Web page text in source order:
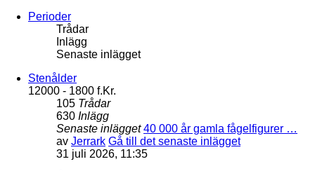
Perioder
Trådar
Inlägg
Senaste inlägget
Stenålder
12000 - 1800 f.Kr.
105 Trådar
630 Inlägg
Senaste inlägget 40 000 år gamla fågelfigurer …
av Jerrark Gå till det senaste inlägget
31 juli 2026, 11:35